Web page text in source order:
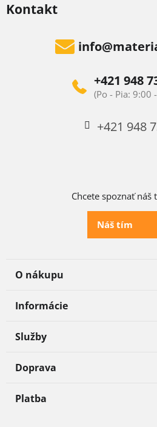
Kontakt
info@
+421 948
+421 948
Chcete spoznať náš
Náš tím
O nákupu
Informácie
Služby
Doprava
Platba